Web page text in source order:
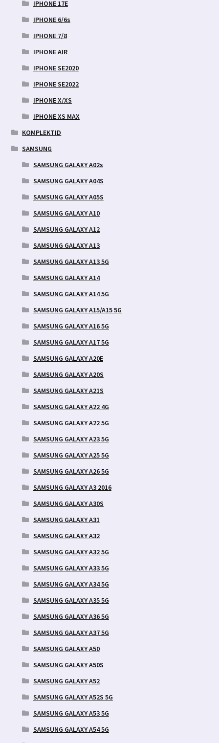
IPHONE 17E
IPHONE 6/6s
IPHONE 7/8
IPHONE AIR
IPHONE SE2020
IPHONE SE2022
IPHONE X/XS
IPHONE XS MAX
KOMPLEKTID
SAMSUNG
SAMSUNG GALAXY A02s
SAMSUNG GALAXY A04S
SAMSUNG GALAXY A05S
SAMSUNG GALAXY A10
SAMSUNG GALAXY A12
SAMSUNG GALAXY A13
SAMSUNG GALAXY A13 5G
SAMSUNG GALAXY A14
SAMSUNG GALAXY A14 5G
SAMSUNG GALAXY A15/A15 5G
SAMSUNG GALAXY A16 5G
SAMSUNG GALAXY A17 5G
SAMSUNG GALAXY A20E
SAMSUNG GALAXY A20S
SAMSUNG GALAXY A21S
SAMSUNG GALAXY A22 4G
SAMSUNG GALAXY A22 5G
SAMSUNG GALAXY A23 5G
SAMSUNG GALAXY A25 5G
SAMSUNG GALAXY A26 5G
SAMSUNG GALAXY A3 2016
SAMSUNG GALAXY A30S
SAMSUNG GALAXY A31
SAMSUNG GALAXY A32
SAMSUNG GALAXY A32 5G
SAMSUNG GALAXY A33 5G
SAMSUNG GALAXY A34 5G
SAMSUNG GALAXY A35 5G
SAMSUNG GALAXY A36 5G
SAMSUNG GALAXY A37 5G
SAMSUNG GALAXY A50
SAMSUNG GALAXY A50S
SAMSUNG GALAXY A52
SAMSUNG GALAXY A52S 5G
SAMSUNG GALAXY A53 5G
SAMSUNG GALAXY A54 5G